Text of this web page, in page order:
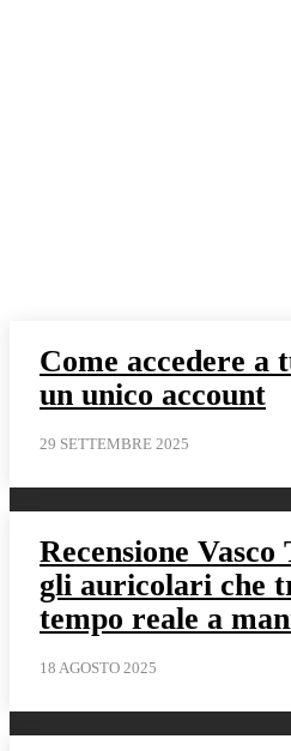
Come accedere a
un unico account
29 SETTEMBRE 2025
Recensione
gli auricolari che
tempo reale a
18 AGOSTO 2025